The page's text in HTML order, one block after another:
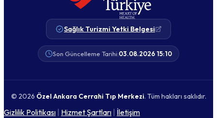
Sağlık Turizmi Yetki Belgesi
Son Güncelleme Tarihi:03.08.2026 15:10
© 2026 Özel Ankara Cerrahi Tıp Merkezi. Tüm hakları saklıdır.
Gizlilik Politikası Hizmet Şartları İletişim